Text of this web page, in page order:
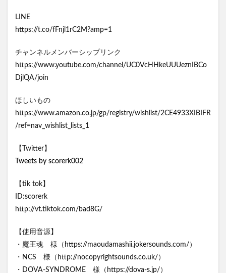
LINE
https://t.co/fFnjl1rC2M?amp=1
チャンネルメンバーシップリンク
https://www.youtube.com/channel/UC0VcHHkeUUUeznIBCo
DjlQA/join
ほしいもの
https://www.amazon.co.jp/gp/registry/wishlist/2CE4933XIBIFR
/ref=nav_wishlist_lists_1
【Twitter】
Tweets by scorerk002
【tik tok】
ID:scorerk
http://vt.tiktok.com/bad8G/
【使用音源】
・魔王魂 様（https://maoudamashii.jokersounds.com/）
・NCS 様（http://nocopyrightsounds.co.uk/）
・DOVA-SYNDROME 様（https://dova-s.jp/）